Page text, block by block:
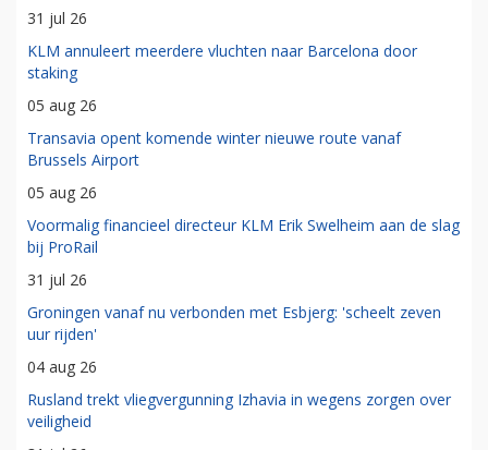
31 jul 26
KLM annuleert meerdere vluchten naar Barcelona door
staking
05 aug 26
Transavia opent komende winter nieuwe route vanaf
Brussels Airport
05 aug 26
Voormalig financieel directeur KLM Erik Swelheim aan de slag
bij ProRail
31 jul 26
Groningen vanaf nu verbonden met Esbjerg: 'scheelt zeven
uur rijden'
04 aug 26
Rusland trekt vliegvergunning Izhavia in wegens zorgen over
veiligheid